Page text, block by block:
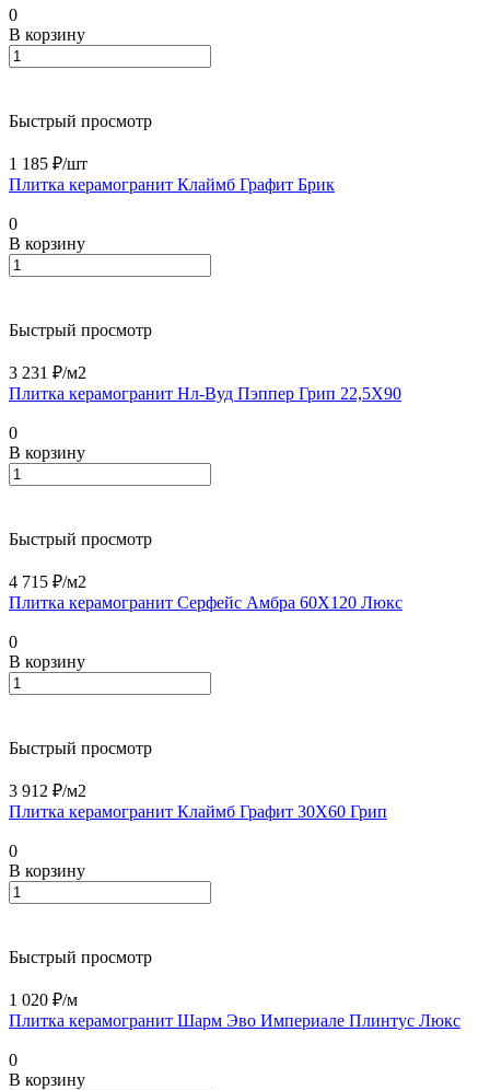
0
В корзину
Быстрый просмотр
1 185 ₽/шт
Плитка керамогранит Клаймб Графит Брик
0
В корзину
Быстрый просмотр
3 231 ₽/м2
Плитка керамогранит Нл-Вуд Пэппер Грип 22,5X90
0
В корзину
Быстрый просмотр
4 715 ₽/м2
Плитка керамогранит Серфейс Амбра 60X120 Люкс
0
В корзину
Быстрый просмотр
3 912 ₽/м2
Плитка керамогранит Клаймб Графит 30X60 Грип
0
В корзину
Быстрый просмотр
1 020 ₽/м
Плитка керамогранит Шарм Эво Империале Плинтус Люкс
0
В корзину